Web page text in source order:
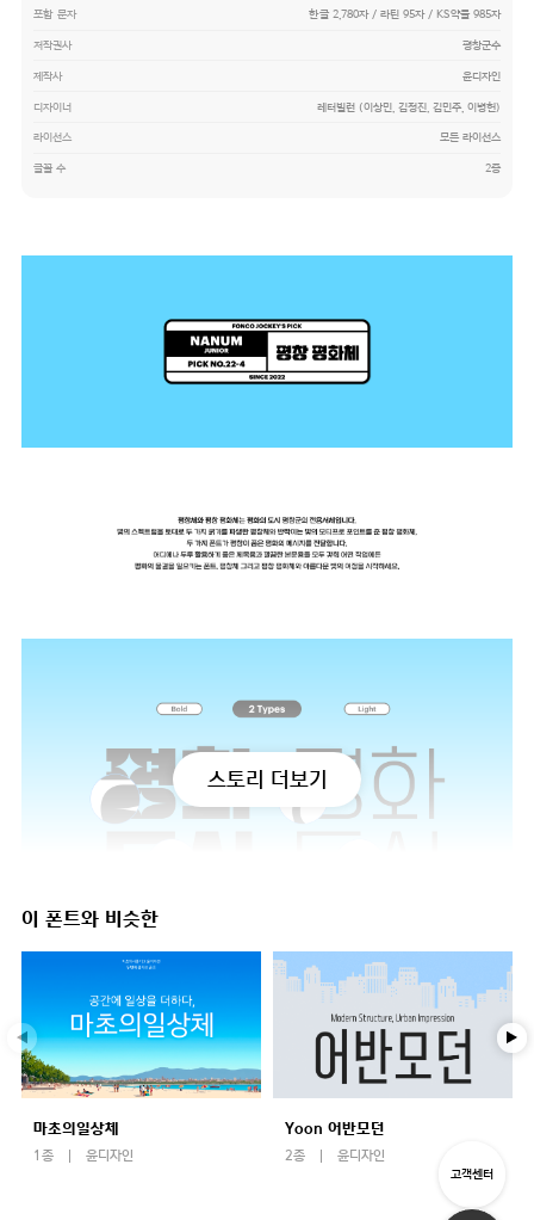
포함 문자 한글 2,780자 / 라틴 95자 / KS약물 985자
저작권사 평창군수
제작사 윤디자인
디자이너 레터빌런 (이상민, 김정진, 김민주, 이병헌)
라이선스 모든 라이선스
글꼴 수 2종
스토리 더보기
이 폰트와 비슷한
마초의일상체
1종 윤디자인
Yoon 어반모던
2종 윤디자인
고객센터